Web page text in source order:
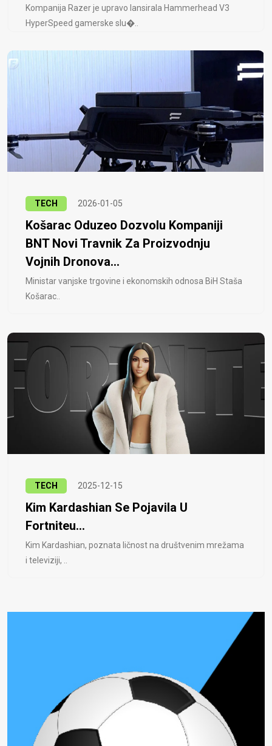
Kompanija Razer je upravo lansirala Hammerhead V3
HyperSpeed ​​gamerske slu�..
TECH 2026-01-05
Košarac Oduzeo Dozvolu Kompaniji
BNT Novi Travnik Za Proizvodnju
Vojnih Dronova...
Ministar vanjske trgovine i ekonomskih odnosa BiH Staša
Košarac..
TECH 2025-12-15
Kim Kardashian Se Pojavila U
Fortniteu...
Kim Kardashian, poznata ličnost na društvenim mrežama
i televiziji, ..